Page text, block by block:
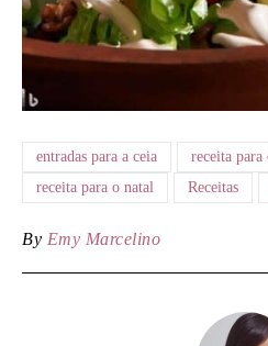
entradas para a ceia
receita para
receita para o natal
Receitas
By Emy Marcelino